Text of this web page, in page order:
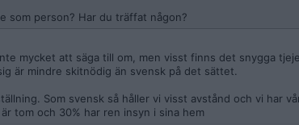
som person? Har du träffat någon?
mycket att säga till om, men visst finns det snygga
är mindre skitnödig än svensk på det sättet.
Som svensk så håller vi visst avstånd och vi har
tom och 30% har ren insyn i sina hem